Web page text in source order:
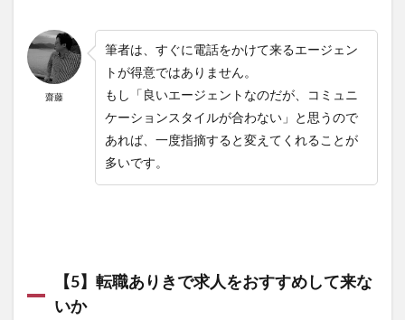
齋藤
筆者は、すぐに電話をかけて来るエージェン
トが得意ではありません。
もし「良いエージェントなのだが、コミュニ
ケーションスタイルが合わない」と思うので
あれば、一度指摘すると変えてくれることが
多いです。
【5】転職ありきで求人をおすすめして来な
いか